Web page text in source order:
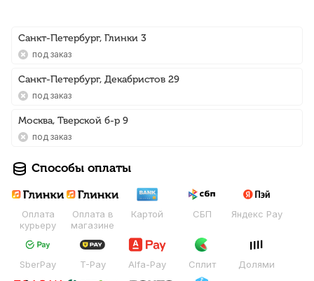
Санкт-Петербург, Глинки 3
Под заказ
Санкт-Петербург, Декабристов 29
Под заказ
Москва, Тверской б-р 9
Под заказ
Способы оплаты
Оплата
курьеру
Оплата в
магазине
Картой СБП Яндекс Pay
SberPay T-Pay Alfa-Pay Сплит Долями